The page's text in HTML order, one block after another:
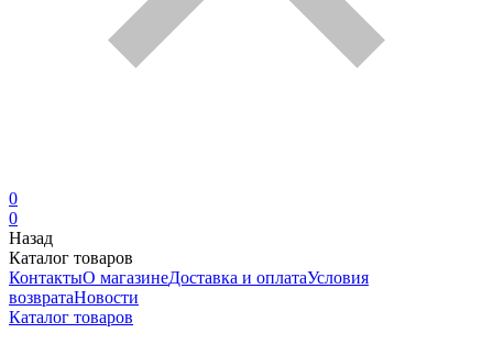
0
0
Назад
Каталог товаров
КонтактыО магазинеДоставка и оплатаУсловия
возвратаНовости
Каталог товаров